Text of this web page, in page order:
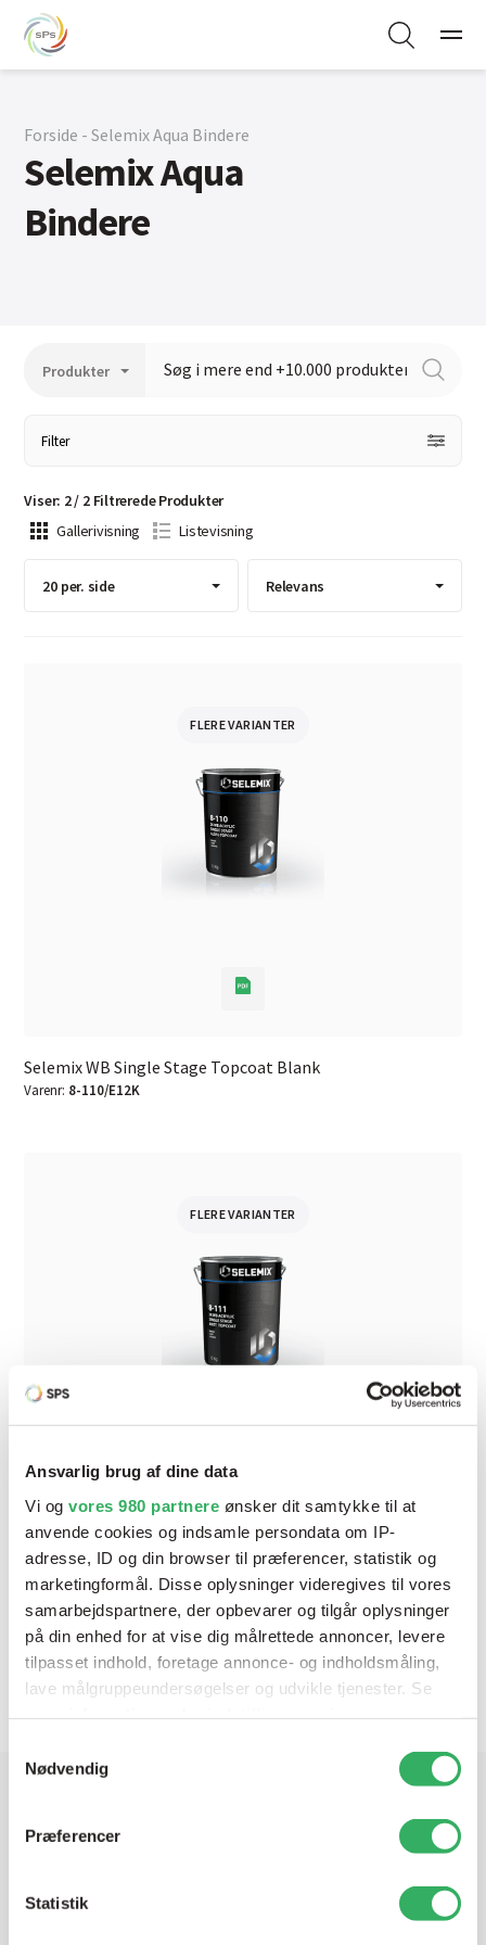
Ansvarlig brug af dine data
Vi og vores 980 partnere ønsker dit samtykke til at
anvende cookies og indsamle persondata om IP-
adresse, ID og din browser til præferencer, statistik og
marketingformål. Disse oplysninger videregives til vores
samarbejdspartnere, der opbevarer og tilgår oplysninger
på din enhed for at vise dig målrettede annoncer, levere
tilpasset indhold, foretage annonce- og indholdsmåling,
lave målgruppeundersøgelser og udvikle tjenester. Se
tilbage eller ændre indstillinger fra vores
"Cookiedeklaration", eller ved at trykke på "Privacy
Nødvendig
Præferencer
Statistik
Forside - Selemix Aqua Bindere
Selemix Aqua
Bindere
Filter
Viser: 2/ 2 Filtrerede Produkter
Gallerivisning
Listevisning
FLERE VARIANTER
Selemix WB Single Stage Topcoat Blank
Varenr: 8-110/E12K
FLERE VARIANTER
Selemix WB Single Stage Topcoat Mat
Varenr:8-111/E12K
1
Har du brug for hjælp? Vi sidder